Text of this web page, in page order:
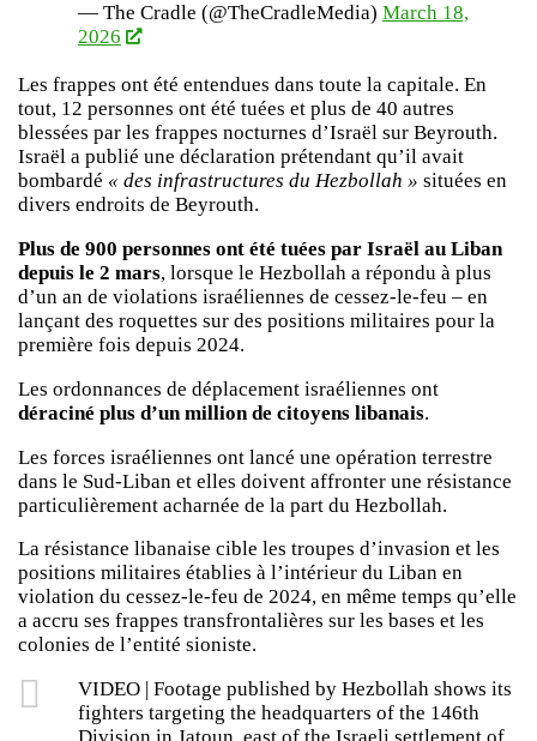
— The Cradle (@TheCradleMedia) March 18,
2026
Les frappes ont été entendues dans toute la capitale. En
tout, 12 personnes ont été tuées et plus de 40 autres
blessées par les frappes nocturnes d’Israël sur Beyrouth.
Israël a publié une déclaration prétendant qu’il avait
bombardé « des infrastructures du Hezbollah » situées en
divers endroits de Beyrouth.
Plus de 900 personnes ont été tuées par Israël au Liban
depuis le 2 mars, lorsque le Hezbollah a répondu à plus
d’un an de violations israéliennes de cessez-le-feu – en
lançant des roquettes sur des positions militaires pour la
première fois depuis 2024.
Les ordonnances de déplacement israéliennes ont
déraciné plus d’un million de citoyens libanais.
Les forces israéliennes ont lancé une opération terrestre
dans le Sud-Liban et elles doivent affronter une résistance
particulièrement acharnée de la part du Hezbollah.
La résistance libanaise cible les troupes d’invasion et les
positions militaires établies à l’intérieur du Liban en
violation du cessez-le-feu de 2024, en même temps qu’elle
a accru ses frappes transfrontalières sur les bases et les
colonies de l’entité sioniste.
VIDEO | Footage published by Hezbollah shows its
fighters targeting the headquarters of the 146th